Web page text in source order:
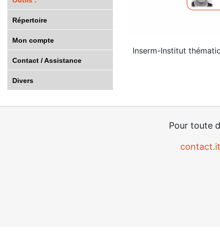
Répertoire
Mon compte
Contact / Assistance
Divers
Inserm-Institut
Pour toute